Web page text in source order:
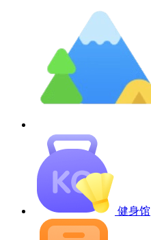
健身馆